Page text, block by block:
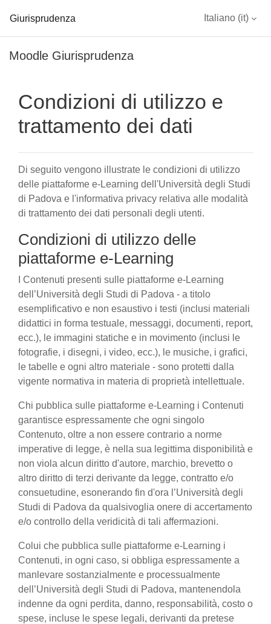
Giurisprudenza Italiano ‎(it)‎
Moodle Giurisprudenza
Condizioni di utilizzo e
trattamento dei dati
Di seguito vengono illustrate le condizioni di utilizzo
delle piattaforme e-Learning dell'Università degli Studi
di Padova e l'informativa privacy relativa alle modalità
di trattamento dei dati personali degli utenti.
Condizioni di utilizzo delle
piattaforme e-Learning
I Contenuti presenti sulle piattaforme e-Learning
dell’Università degli Studi di Padova - a titolo
esemplificativo e non esaustivo i testi (inclusi materiali
didattici in forma testuale, messaggi, documenti, report,
ecc.), le immagini statiche e in movimento (inclusi le
fotografie, i disegni, i video, ecc.), le musiche, i grafici,
le tabelle e ogni altro materiale - sono protetti dalla
vigente normativa in materia di proprietà intellettuale.
Chi pubblica sulle piattaforme e-Learning i Contenuti
garantisce espressamente che ogni singolo
Contenuto, oltre a non essere contrario a norme
imperative di legge, è nella sua legittima disponibilità e
non viola alcun diritto d'autore, marchio, brevetto o
altro diritto di terzi derivante da legge, contratto e/o
consuetudine, esonerando fin d'ora l’Università degli
Studi di Padova da qualsivoglia onere di accertamento
e/o controllo della veridicità di tali affermazioni.
Colui che pubblica sulle piattaforme e-Learning i
Contenuti, in ogni caso, si obbliga espressamente a
manlevare sostanzialmente e processualmente
dell’Università degli Studi di Padova, mantenendola
indenne da ogni perdita, danno, responsabilità, costo o
spese, incluse le spese legali, derivanti da pretese